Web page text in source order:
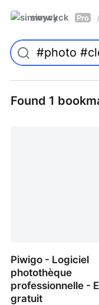
simwyck Pro /
Found 1
Piwigo - Logiciel
photothèque
professionnelle -
gratuit